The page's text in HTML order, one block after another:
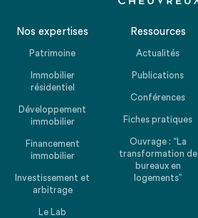
Nos expertises
Patrimoine
Immobilier
résidentiel
Développement
immobilier
Financement
immobilier
Investissement et
arbitrage
Le Lab
Ressources
Actualités
Publications
Conférences
Fiches pratiques
Ouvrage : “La
transformation de
bureaux en
logements”